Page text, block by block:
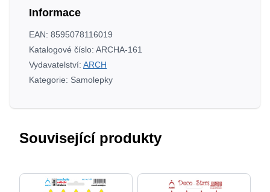
Informace
EAN: 8595078116019
Katalogové číslo: ARCHA-161
Vydavatelství: ARCH
Kategorie: Samolepky
Související produkty